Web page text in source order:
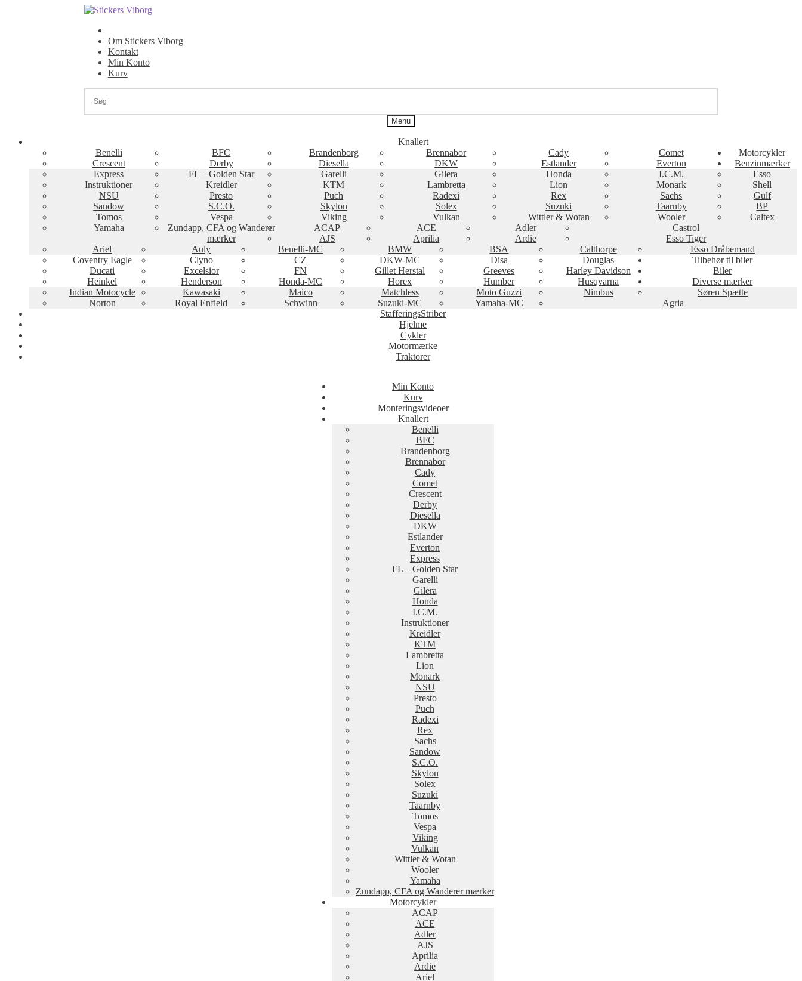
Spring
navigation
Spring
indhold
Om Stickers Viborg
Kontakt
Min Konto
Kurv
Menu
Knallert
Benelli
BFC Brandenborg Brennabor Cady
Comet
Crescent
Derby Diesella DKW Estlander
Everton
Express
FL – Golden Star Garelli Gilera Honda
I.C.M.
Instruktioner
Kreidler KTM Lambretta Lion
Monark
NSU
Presto Puch Radexi Rex
Sachs
Sandow
S.C.O. Skylon Solex Suzuki
Taarnby
Tomos
Vespa Viking Vulkan Wittler & Wotan
Wooler
Yamaha
Zundapp, CFA og Wanderer
mærker
Motorcykler
ACAP ACE
Adler
AJS
Aprilia
Ardie
Ariel
Auly Benelli-MC BMW BSA
Calthorpe
Coventry Eagle
Clyno CZ DKW-MC Disa
Douglas
Ducati
Excelsior FN Gillet Herstal Greeves
Harley Davidson
Heinkel
Henderson Honda-MC Horex Humber
Husqvarna
Indian Motocycle
Kawasaki Maico Matchless Moto Guzzi
Nimbus
Norton
Royal Enfield Schwinn Suzuki-MC Yamaha-MC
Benzinmærker
Esso
Shell
Gulf
BP
Caltex
Castrol
Esso Tiger
Esso Dråbemand
Tilbehør til biler
Biler
Diverse mærker
Søren Spætte
Agria
StafferingsStriber
Hjelme
Cykler
Motormærke
Traktorer
Min Konto
Kurv
Monteringsvideoer
Knallert
Benelli
BFC
Brandenborg
Brennabor
Cady
Comet
Crescent
Derby
Diesella
DKW
Estlander
Everton
Express
FL – Golden Star
Garelli
Gilera
Honda
I.C.M.
Instruktioner
Kreidler
KTM
Lambretta
Lion
Monark
NSU
Presto
Puch
Radexi
Rex
Sachs
Sandow
S.C.O.
Skylon
Solex
Suzuki
Taarnby
Tomos
Vespa
Viking
Vulkan
Wittler & Wotan
Wooler
Yamaha
Zundapp, CFA og Wanderer mærker
Motorcykler
ACAP
ACE
Adler
AJS
Aprilia
Ardie
Ariel